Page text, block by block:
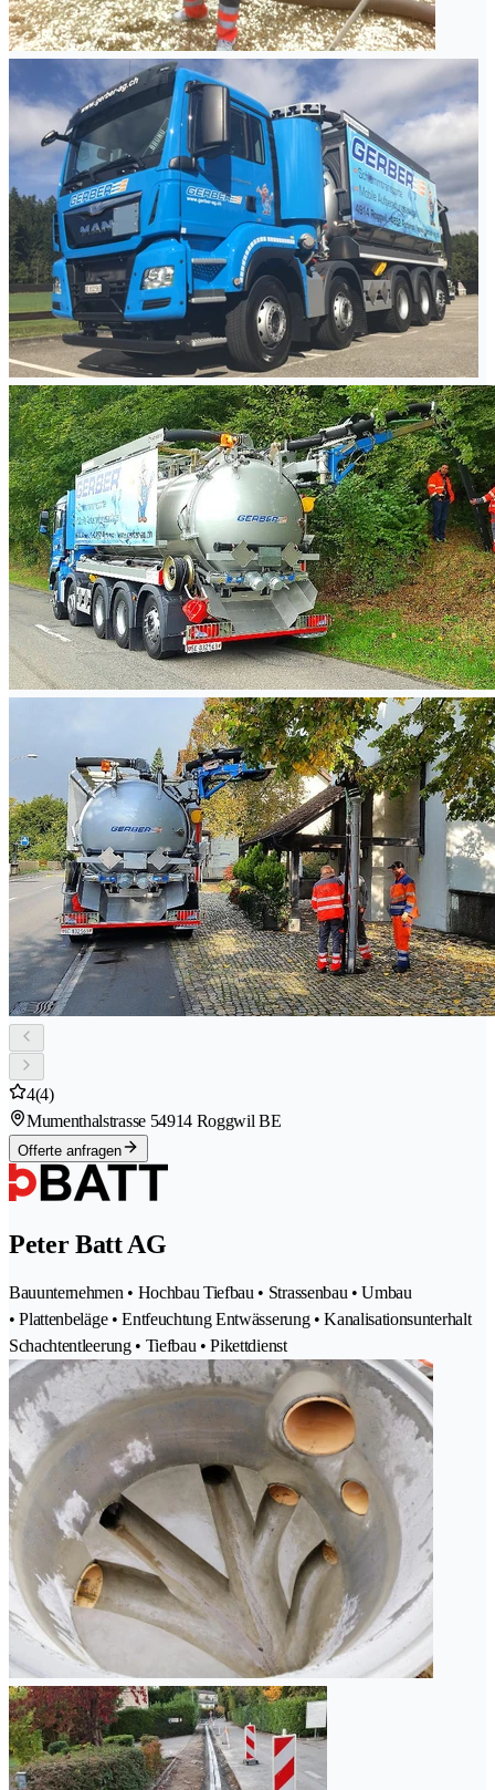
4(4)
Mumenthalstrasse 54914 Roggwil BE
Offerte anfragen
Peter Batt AG
Bauunternehmen • Hochbau Tiefbau • Strassenbau • Umbau
• Plattenbeläge • Entfeuchtung Entwässerung • Kanalisationsunterhalt
Schachtentleerung • Tiefbau • Pikettdienst